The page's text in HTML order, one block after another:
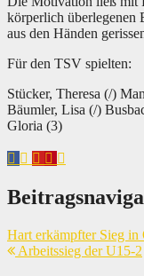
körperlich überlegenen
aus den Händen
Für den TSV spielten:
Stücker, Theresa (/)
Bäumler, Lisa (/)
Gloria (3)
Hart erkämpfter Sieg in
Arbeitssieg der U15-2